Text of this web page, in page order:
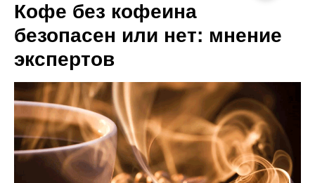
Кофе без кофеина
безопасен или нет: мнение
экспертов